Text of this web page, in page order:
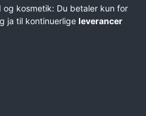
kosmetik: Du betaler kun for
ja til kontinuerlige leverancer